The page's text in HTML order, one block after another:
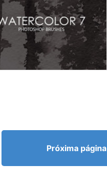
Próxima página